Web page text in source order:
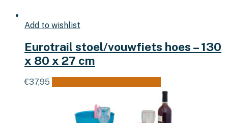
Add to wishlist
Eurotrail stoel/vouwfiets hoes – 130
x 80 x 27 cm
€37,95